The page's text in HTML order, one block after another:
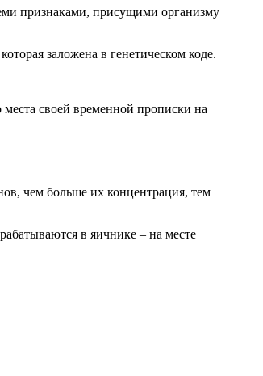
признаками, присущими организму
заложена в генетическом коде.
места своей временной прописки на
чем больше их концентрация, тем
в яичнике – на месте